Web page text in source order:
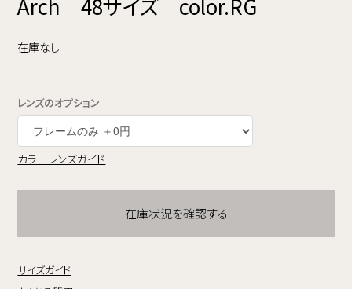
Arch 48サイズ color.RG
在庫なし
レンズのオプション
カラーレンズガイド
在庫状況を確認する
サイズガイド